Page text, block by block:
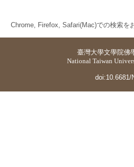
Chrome, Firefox, Safari(Mac)での検索を
臺灣大學文學院佛
National Taiwan
doi:10.6681/